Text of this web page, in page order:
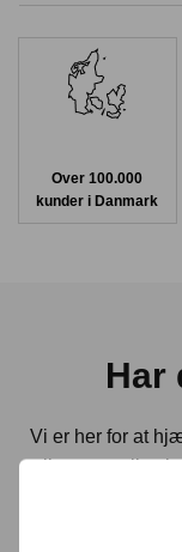
Over 100.000
kunder i Danmark
Har
Vi er her for at
velkommen til at